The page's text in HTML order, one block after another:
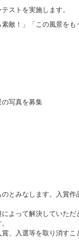
ストを実施します。
敵！」「この風景を
写真を募集
のとみなします。入
よって解決していただ
、入選等を取り消す